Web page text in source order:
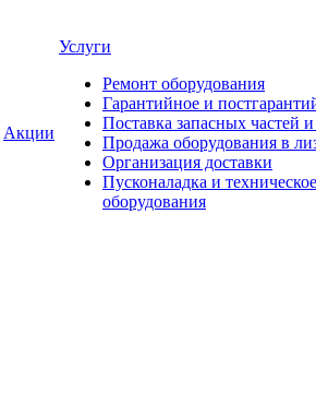
Акции
Услуги
Ремонт оборудования
Гарантийное и
Поставка запасных частей
Продажа оборудования в
Организация доставки
Пусконаладка и
оборудования